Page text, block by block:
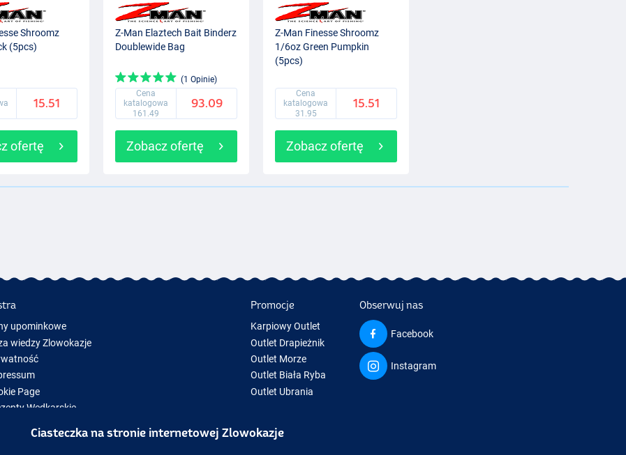
Shroomz
(5pcs)
15.51
ofertę
Z-Man Elaztech Bait Binderz
Doublewide Bag
(1 Opinie)
Cena
katalogowa
161.49
93.09
Zobacz ofertę
Z-Man Finesse Shroomz
1/6oz Green Pumpkin
(5pcs)
Cena
katalogowa
31.95
15.51
Zobacz ofertę
upominkowe
wiedzy Zlowokazje
Page
Wędkarskie
wędkarski chwilowo niedostępny w magazynie
Promocje
Karpiowy Outlet
Outlet Drapieżnik
Outlet Morze
Outlet Biała Ryba
Outlet Ubrania
Obserwuj nas
Facebook
Instagram
Ciasteczka na stronie internetowej Zlowokazje